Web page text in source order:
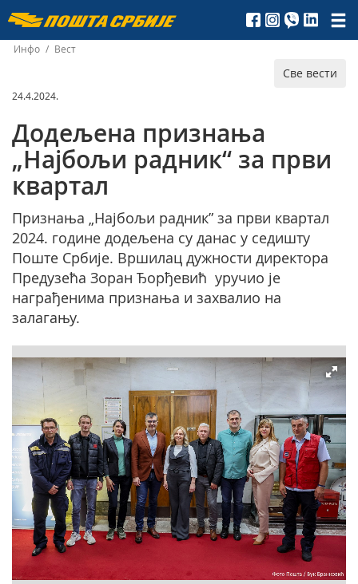
Пошта
Србије
д.о.о.
Инфо / Вест
Све вести
24.4.2024.
Додељена признања
„Најбољи радник“ за први
квартал
Признања „Најбољи радник” за први квартал
2024. године додељена су данас у седишту
Поште Србије. Вршилац дужности директора
Предузећа Зоран Ђорђевић уручио је
награђенима признања и захвалио на
залагању.